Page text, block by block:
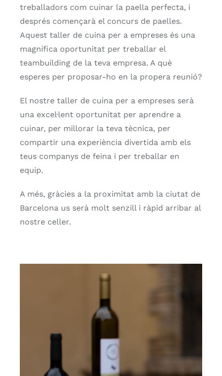
treballadors com cuinar la paella perfecta, i
després començarà el concurs de paelles.
Aquest taller de cuina per a empreses és una
magnífica oportunitat per treballar el
teambuilding de la teva empresa. A què
esperes per proposar-ho en la propera reunió?
El nostre taller de cuina per a empreses serà
una excel·lent oportunitat per aprendre a
cuinar, per millorar la teva tècnica, per
compartir una experiència divertida amb els
teus companys de feina i per treballar en
equip.
A més, gràcies a la proximitat amb la ciutat de
Barcelona us serà molt senzill i ràpid arribar al
nostre celler.